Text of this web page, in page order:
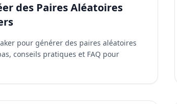
des Paires Aléatoires
pour générer des paires aléatoires
conseils pratiques et FAQ pour